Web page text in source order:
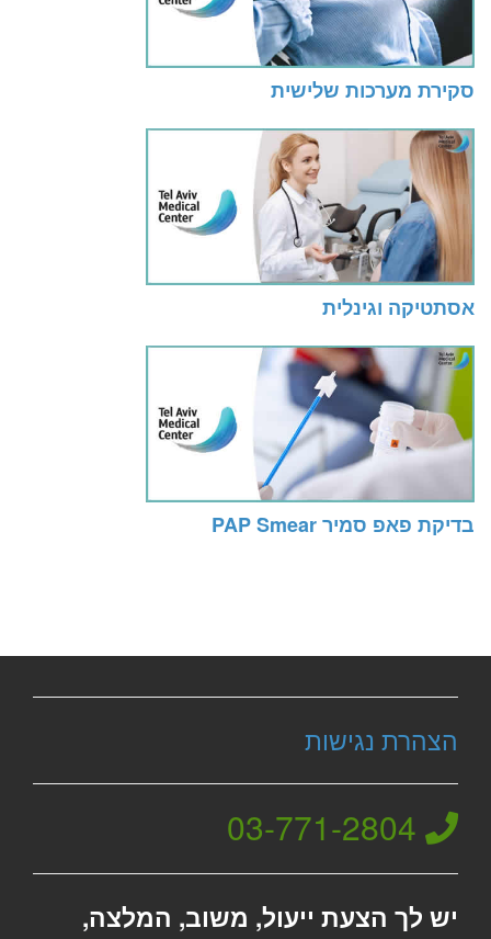
סקירת מערכות שלישית
אסתטיקה וגינלית
בדיקת פאפ סמיר PAP Smear
הצהרת נגישות
03-771-2804
יש לך הצעת ייעול, משוב, המלצה,